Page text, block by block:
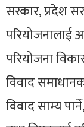
सरकार, प्रदेश
परियोजनालाई
परियोजना
विवाद
विवाद साम्य